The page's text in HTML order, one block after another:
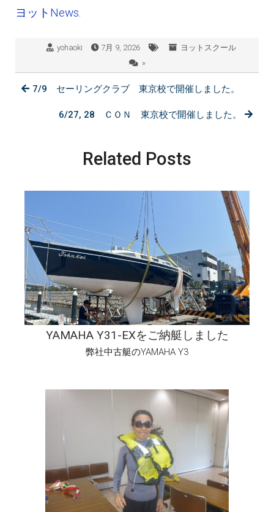
ヨットNews.
yohaoki 7月 9, 2026
ヨットスクール
»
7/9 セーリングクラブ 東京校で開催しました。
6/27, 28 ＣＯＮ 東京校で開催しました。
Related Posts
YAMAHA Y31-EXをご納艇しました
弊社中古艇のYAMAHA Y3